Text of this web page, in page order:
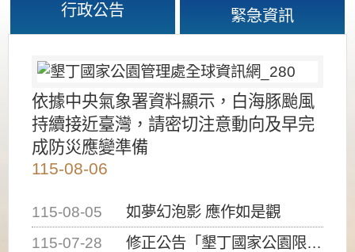
行政公告 緊急資訊
依據中央氣象署資料顯示，白海豚颱風
持續接近臺灣，請密切注意動向及早完
成防災應變準備
115-08-06
115-08-05
如夢幻泡影 應作如是觀
115-07-28
修正公告「墾丁國家公園限制水域遊憩活動之種類、範圍、時間及行為」，自即日生效。